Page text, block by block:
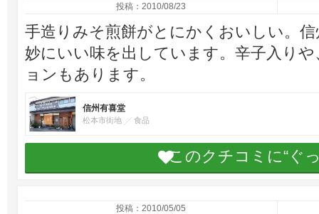
投稿：2010/08/23
手造りみそ煎餅がとにかくおいしい。
妙にいい味を出しています。辛子入り
ョンもあります。
信州有喜堂
松本市街地 食品
このクチコミに“ぐ
投稿：2010/05/05